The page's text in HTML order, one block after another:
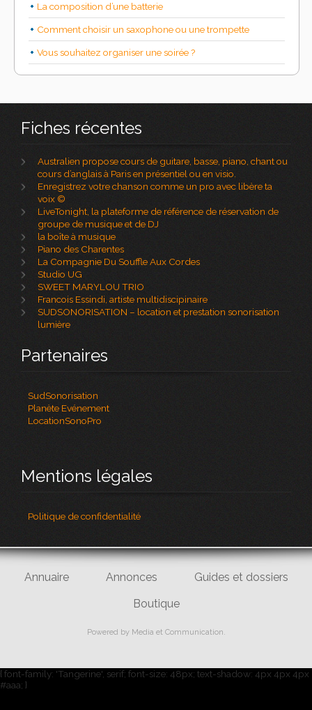
La composition d’une batterie
Comment choisir un saxophone ou une trompette
Vous souhaitez organiser une soirée ?
Fiches récentes
Australien propose cours de guitare, basse, piano, chant ou
cours d’anglais à Paris en présentiel ou en visio.
Enregistrez votre chanson comme un pro avec libère ta
voix ©
LiveTonight, la plateforme de référence de réservation de
groupe de musique et de DJ
la boîte à musique
Piano des Charentes
La Compagnie Du Souffle Aux Cordes
Studio UG
SWEET MARYLOU TRIO
Francois Essindi, artiste multidiscipinaire
SUDSONORISATION – location et prestation sonorisation
lumière
Partenaires
SudSonorisation
Planète Evénement
LocationSonoPro
Mentions légales
Politique de confidentialité
Annuaire Annonces
Guides et dossiers
Boutique
Powered by Media et Communication.
{ font-family: 'Tangerine', serif; font-size: 48px; text-shadow: 4px 4px 4px
#aaa; }